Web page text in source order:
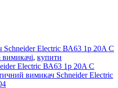
Electric ВА63 1р 20A C
, купити
Electric ВА63 1р 20A C
вимикач Schneider Electric